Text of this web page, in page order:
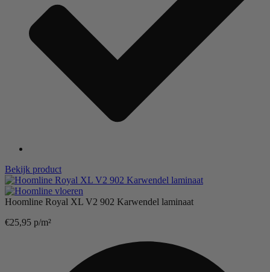
Bekijk product
Hoomline Royal XL V2 902 Karwendel laminaat
€25,95 p/m²